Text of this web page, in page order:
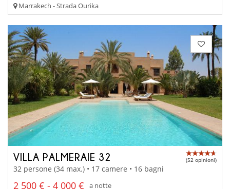
Marrakech - Strada Ourika
VILLA PALMERAIE 32 (52 opinioni)
32 persone (34 max.) • 17 camere • 16 bagni
2 500 € - 4 000 € a notte